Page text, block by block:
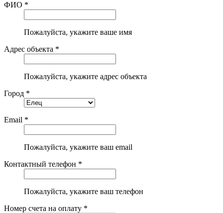
ФИО *
Пожалуйста, укажите ваше имя
Адрес объекта *
Пожалуйста, укажите адрес объекта
Город *
Email *
Пожалуйста, укажите ваш email
Контактный телефон *
Пожалуйста, укажите ваш телефон
Номер счета на оплату *